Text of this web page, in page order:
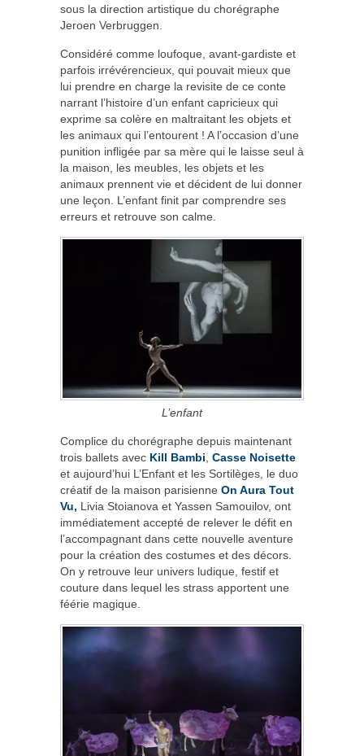
sous la direction artistique du chorégraphe
Jeroen Verbruggen.
Considéré comme loufoque, avant-gardiste et
parfois irrévérencieux, qui pouvait mieux que
lui prendre en charge la revisite de ce conte
narrant l’histoire d’un enfant capricieux qui
exprime sa colère en maltraitant les objets et
les animaux qui l’entourent ! A l’occasion d’une
punition infligée par sa mère qui le laisse seul à
la maison, les meubles, les objets et les
animaux prennent vie et décident de lui donner
une leçon. L’enfant finit par comprendre ses
erreurs et retrouve son calme.
L’enfant
Complice du chorégraphe depuis maintenant
trois ballets avec Kill Bambi, Casse Noisette
et aujourd’hui L’Enfant et les Sortilèges, le duo
créatif de la maison parisienne On Aura Tout
Vu, Livia Stoianova et Yassen Samouilov, ont
immédiatement accepté de relever le défit en
l’accompagnant dans cette nouvelle aventure
pour la création des costumes et des décors.
On y retrouve leur univers ludique, festif et
couture dans lequel les strass apportent une
féérie magique.